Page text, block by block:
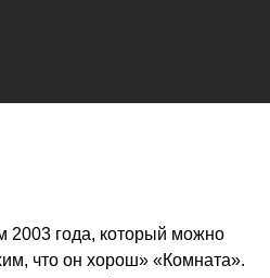
года, который можно
что он хорош» «Комната».